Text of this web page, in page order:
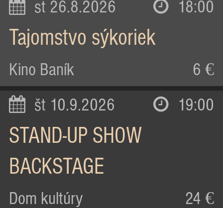
st 26.8.2026 18:00
Tajomstvo sýkoriek
Kino Baník 6 €
št 10.9.2026 19:00
STAND-UP SHOW
BACKSTAGE
Dom kultúry 24 €